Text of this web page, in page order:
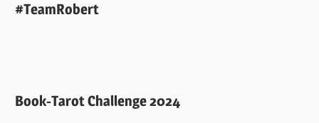
#TeamRobert
Book-Tarot Challenge 2024